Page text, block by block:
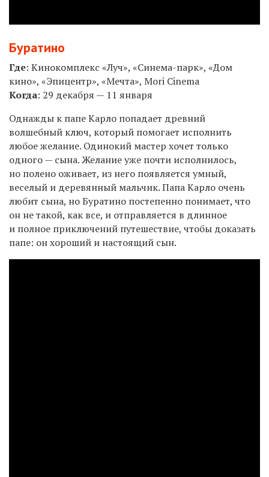
Буратино
Где: Кинокомплекс «Луч», «Синема-парк», «Дом
кино», «Эпицентр», «Мечта», Mori Cinema
Когда: 29 декабря — 11 января
Однажды к папе Карло попадает древний
волшебный ключ, который помогает исполнить
любое желание. Одинокий мастер хочет только
одного — сына. Желание уже почти исполнилось,
но полено оживает, из него появляется умный,
веселый и деревянный мальчик. Папа Карло очень
любит сына, но Буратино постепенно понимает, что
он не такой, как все, и отправляется в длинное
и полное приключений путешествие, чтобы доказать
папе: он хороший и настоящий сын.